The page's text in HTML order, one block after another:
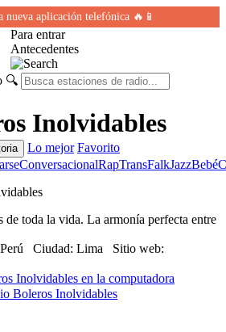
nueva aplicación telefónica 🔥📱
Para entrar
Antecedentes
🔍
Lo mejor Favorito
ConversacionalRapTransFalkJazzBebé
Inolvidables
de toda la vida. La armonía perfecta entre
Perú Ciudad: Lima Sitio web:
Inolvidables en la computadora
Boleros Inolvidables